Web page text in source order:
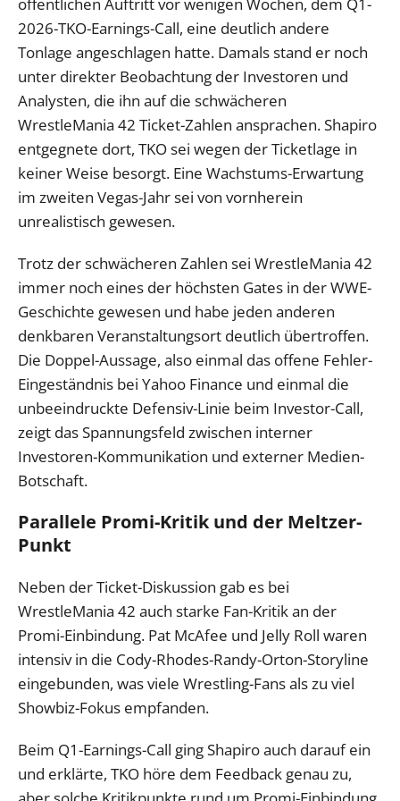
öffentlichen Auftritt vor wenigen Wochen, dem Q1-
2026-TKO-Earnings-Call, eine deutlich andere
Tonlage angeschlagen hatte. Damals stand er noch
unter direkter Beobachtung der Investoren und
Analysten, die ihn auf die schwächeren
WrestleMania 42 Ticket-Zahlen ansprachen. Shapiro
entgegnete dort, TKO sei wegen der Ticketlage in
keiner Weise besorgt. Eine Wachstums-Erwartung
im zweiten Vegas-Jahr sei von vornherein
unrealistisch gewesen.
Trotz der schwächeren Zahlen sei WrestleMania 42
immer noch eines der höchsten Gates in der WWE-
Geschichte gewesen und habe jeden anderen
denkbaren Veranstaltungsort deutlich übertroffen.
Die Doppel-Aussage, also einmal das offene Fehler-
Eingeständnis bei Yahoo Finance und einmal die
unbeeindruckte Defensiv-Linie beim Investor-Call,
zeigt das Spannungsfeld zwischen interner
Investoren-Kommunikation und externer Medien-
Botschaft.
Parallele Promi-Kritik und der Meltzer-
Punkt
Neben der Ticket-Diskussion gab es bei
WrestleMania 42 auch starke Fan-Kritik an der
Promi-Einbindung. Pat McAfee und Jelly Roll waren
intensiv in die Cody-Rhodes-Randy-Orton-Storyline
eingebunden, was viele Wrestling-Fans als zu viel
Showbiz-Fokus empfanden.
Beim Q1-Earnings-Call ging Shapiro auch darauf ein
und erklärte, TKO höre dem Feedback genau zu,